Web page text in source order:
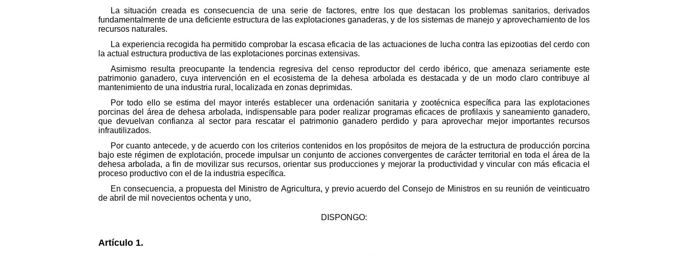
La situación creada es consecuencia de una serie de factores, entre los que destacan los problemas sanitarios, derivados
fundamentalmente de una deficiente estructura de las explotaciones ganaderas, y de los sistemas de manejo y aprovechamiento de los
recursos naturales.
La experiencia recogida ha permitido comprobar la escasa eficacia de las actuaciones de lucha contra las epizootias del cerdo con
la actual estructura productiva de las explotaciones porcinas extensivas.
Asimismo resulta preocupante la tendencia regresiva del censo reproductor del cerdo ibérico, que amenaza seriamente este
patrimonio ganadero, cuya intervención en el ecosistema de la dehesa arbolada es destacada y de un modo claro contribuye al
mantenimiento de una industria rural, localizada en zonas deprimidas.
Por todo ello se estima del mayor interés establecer una ordenación sanitaria y zootécnica específica para las explotaciones
porcinas del área de dehesa arbolada, indispensable para poder realizar programas eficaces de profilaxis y saneamiento ganadero,
que devuelvan confianza al sector para rescatar el patrimonio ganadero perdido y para aprovechar mejor importantes recursos
infrautilizados.
Por cuanto antecede, y de acuerdo con los criterios contenidos en los propósitos de mejora de la estructura de producción porcina
bajo este régimen de explotación, procede impulsar un conjunto de acciones convergentes de carácter territorial en toda el área de la
dehesa arbolada, a fin de movilizar sus recursos, orientar sus producciones y mejorar la productividad y vincular con más eficacia el
proceso productivo con el de la industria específica.
En consecuencia, a propuesta del Ministro de Agricultura, y previo acuerdo del Consejo de Ministros en su reunión de veinticuatro
de abril de mil novecientos ochenta y uno,
DISPONGO:
Artículo 1.